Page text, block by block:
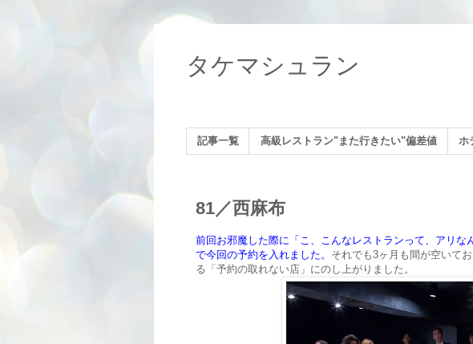
タケマシュラン
記事一覧 高級レストラン"また行きたい"偏差値 ホ
81／西麻布
前回お邪魔した際に「こ、こんなレストランって、アリな
で今回の予約を入れました。 それでも3ヶ月も間が空いて
る「予約の取れない店」にのし上がりました。